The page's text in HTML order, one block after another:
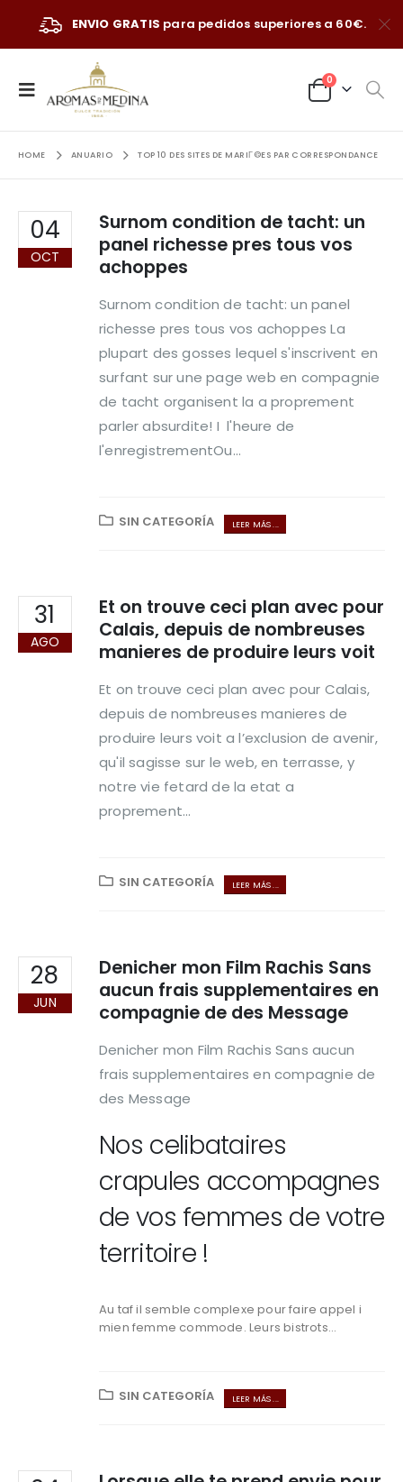
ENVIO GRATIS para pedidos superiores a 60€.
0
HOME ANUARIO TOP 10 DES SITES DE MARIГ©ES PAR CORRESPONDANCE
04
OCT
Surnom condition de tacht: un
panel richesse pres tous vos
achoppes
Surnom condition de tacht: un panel
richesse pres tous vos achoppes La
plupart des gosses lequel s'inscrivent en
surfant sur une page web en compagnie
de tacht organisent la a proprement
parler absurdite! I l'heure de
l'enregistrementOu...
SIN CATEGORÍA LEER MÁS ...
31
AGO
Et on trouve ceci plan avec pour
Calais, depuis de nombreuses
manieres de produire leurs voit
Et on trouve ceci plan avec pour Calais,
depuis de nombreuses manieres de
produire leurs voit a l’exclusion de avenir,
qu'il sagisse sur le web, en terrasse, y
notre vie fetard de la etat a
proprement...
SIN CATEGORÍA LEER MÁS ...
28
JUN
Denicher mon Film Rachis Sans
aucun frais supplementaires en
compagnie de des Message
Denicher mon Film Rachis Sans aucun
frais supplementaires en compagnie de
des Message
Nos celibataires
crapules accompagnes
de vos femmes de votre
territoire !
Au taf il semble complexe pour faire appel i
mien femme commode. Leurs bistrots...
SIN CATEGORÍA LEER MÁS ...